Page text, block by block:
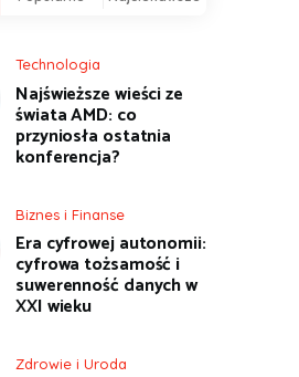
Technologia
Najświeższe wieści ze
świata AMD: co
przyniosła ostatnia
konferencja?
Biznes i Finanse
Era cyfrowej autonomii:
cyfrowa tożsamość i
suwerenność danych w
XXI wieku
Zdrowie i Uroda